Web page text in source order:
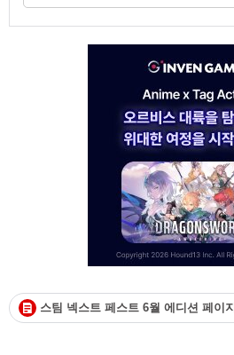
스팀 넥스트 페스트 6월 에디션 페이지